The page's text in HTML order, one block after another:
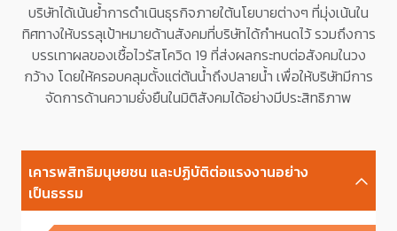
บริษัทได้เน้นย้ำการดำเนินธุรกิจภายใต้นโยบายต่างๆ ที่มุ่งเน้นใน
ทิศทางให้บรรลุเป้าหมายด้านสังคมที่บริษัทได้กำหนดไว้ รวมถึงการ
บรรเทาผลของเชื้อไวรัสโควิด 19 ที่ส่งผลกระทบต่อสังคมในวง
กว้าง โดยให้ครอบคลุมตั้งแต่ต้นน้ำถึงปลายน้ำ เพื่อให้บริษัทมีการ
จัดการด้านความยั่งยืนในมิติสังคมได้อย่างมีประสิทธิภาพ
เคารพสิทธิมนุษยชน และปฏิบัติต่อแรงงานอย่าง
เป็นธรรม